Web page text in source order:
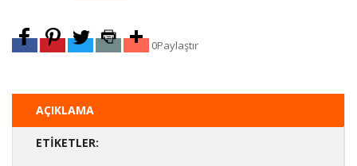
0Paylaştır
AÇIKLAMA
ETIKETLER: